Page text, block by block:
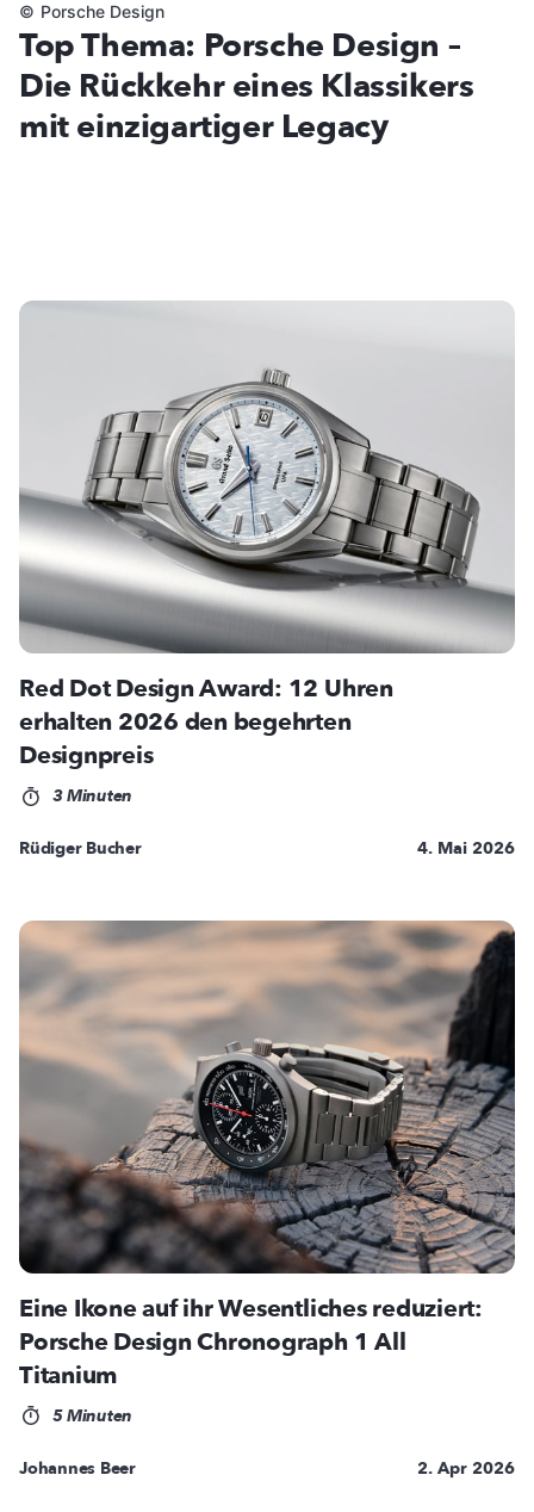
Top Thema: Porsche Design –
Die Rückkehr eines Klassikers
mit einzigartiger Legacy
© Porsche Design
Red Dot Design Award: 12 Uhren
erhalten 2026 den begehrten
Designpreis
3 Minuten
Rüdiger Bucher 4. Mai 2026
Eine Ikone auf ihr Wesentliches reduziert:
Porsche Design Chronograph 1 All
Titanium
5 Minuten
Johannes Beer 2. Apr 2026